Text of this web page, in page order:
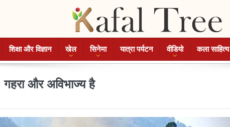
शिक्षा और विज्ञान खेल सिनेमा यात्रा पर्यटन वीडियो कला साहित्य
और अविभाज्य है